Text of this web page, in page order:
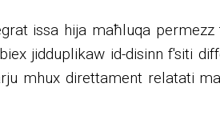
issa hija maħluqa
jidduplikaw id-disinn f'siti
mhux direttament relatati